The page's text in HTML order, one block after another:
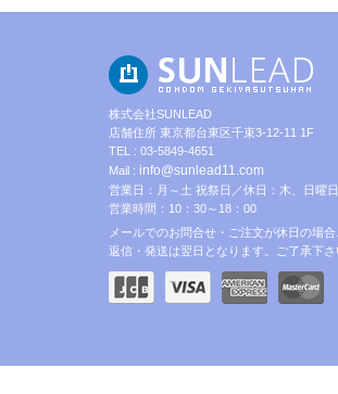
株式会社SUNLEAD
店舗住所 東京都台東区千束3-12-11 1F
TEL : 03-5849-4651
Mail : info@sunlead11.com
営業日：月～土 祝祭日／休日：木、日曜日
営業時間：10：30～18：00
メールでのお問合せ・ご注文が休日の場合
返信・発送は翌日となります。ご了承下さ